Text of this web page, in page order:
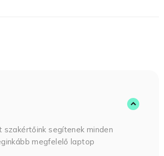
segítenek minden
megfelelő laptop